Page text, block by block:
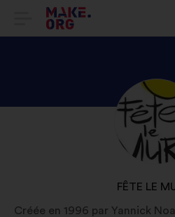
ПЕРЕЙТИ
ГОЛОВНУ
СТОРІНКУ
MAKE.ORG
LE
НАЗВА
FÊTE LE
Créée en 1996 par Yannick